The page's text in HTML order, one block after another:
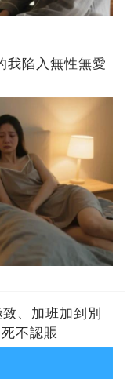
我陷入無性無愛
、加班加到別
不認賬